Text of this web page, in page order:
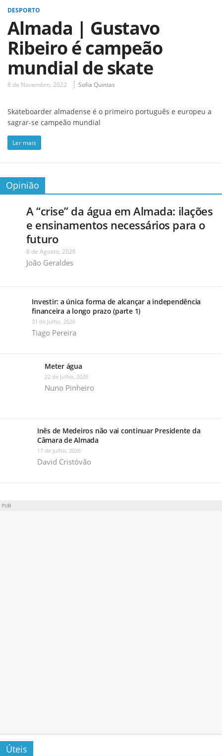
DESPORTO
Almada | Gustavo
Ribeiro é campeão
mundial de skate
8 de Novembro, 2022 Sofia Quintas
Skateboarder almadense é o primeiro português e europeu a
sagrar-se campeão mundial
Ler mais
Opinião
A “crise” da água em Almada: ilações
e ensinamentos necessários para o
futuro
8 de Agosto, 2026
João Geraldes
Investir: a única forma de alcançar a independência
financeira a longo prazo (parte 1)
31 de Julho, 2026
Tiago Pereira
Meter água
22 de Julho, 2026
Nuno Pinheiro
Inês de Medeiros não vai continuar Presidente da
Câmara de Almada
17 de Julho, 2026
David Cristóvão
PUB
Úteis